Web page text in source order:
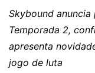
Skybound
Temporada 2,
apresenta
jogo de luta